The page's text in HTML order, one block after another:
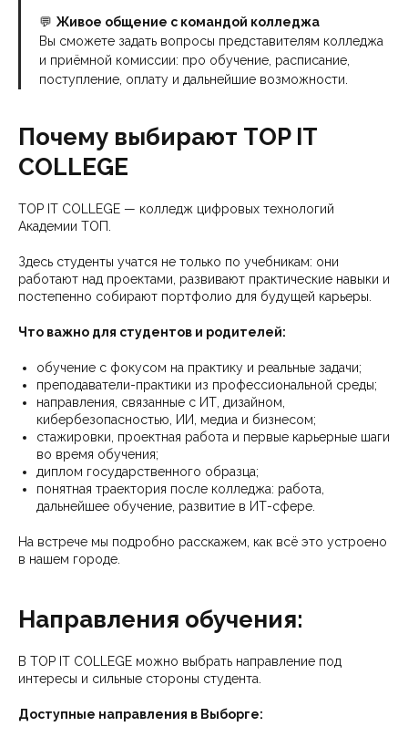
💬 Живое общение с командой колледжа
Вы сможете задать вопросы представителям колледжа
и приёмной комиссии: про обучение, расписание,
поступление, оплату и дальнейшие возможности.
Почему выбирают TOP IT
COLLEGE
TOP IT COLLEGE — колледж цифровых технологий
Академии ТОП.
Здесь студенты учатся не только по учебникам: они
работают над проектами, развивают практические навыки и
постепенно собирают портфолио для будущей карьеры.
Что важно для студентов и родителей:
обучение с фокусом на практику и реальные задачи;
преподаватели-практики из профессиональной среды;
направления, связанные с ИТ, дизайном,
кибербезопасностью, ИИ, медиа и бизнесом;
стажировки, проектная работа и первые карьерные шаги
во время обучения;
диплом государственного образца;
понятная траектория после колледжа: работа,
дальнейшее обучение, развитие в ИТ-сфере.
На встрече мы подробно расскажем, как всё это устроено
в нашем городе.
Направления обучения:
В TOP IT COLLEGE можно выбрать направление под
интересы и сильные стороны студента.
Доступные направления в Выборге: